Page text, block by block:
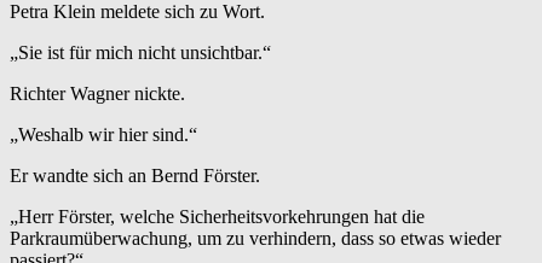
Petra Klein meldete sich zu Wort.
„Sie ist für mich nicht unsichtbar.“
Richter Wagner nickte.
„Weshalb wir hier sind.“
Er wandte sich an Bernd Förster.
„Herr Förster, welche Sicherheitsvorkehrungen hat die
Parkraumüberwachung, um zu verhindern, dass so etwas wieder